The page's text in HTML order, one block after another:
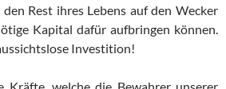
Rest ihres Lebens auf den Wecker
Kapital dafür aufbringen können.
Investition!